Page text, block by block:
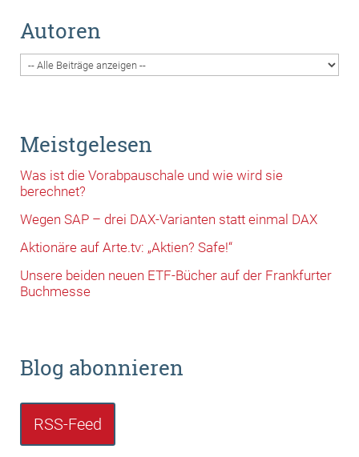
Autoren
Meistgelesen
Was ist die Vorabpauschale und wie wird sie
berechnet?
Wegen SAP – drei DAX-Varianten statt einmal DAX
Aktionäre auf Arte.tv: „Aktien? Safe!“
Unsere beiden neuen ETF-Bücher auf der Frankfurter
Buchmesse
Blog abonnieren
RSS-Feed